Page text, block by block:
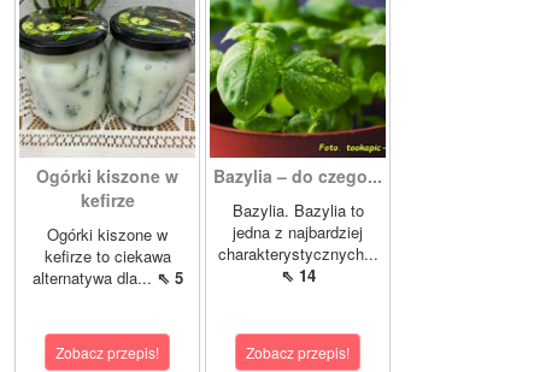
Ogórki kiszone w
kefirze
Ogórki kiszone w
kefirze to ciekawa
alternatywa dla... ⇖ 5
Zobacz przepis!
Bazylia – do czego...
Bazylia. Bazylia to
jedna z najbardziej
charakterystycznych...
⇖ 14
Zobacz przepis!